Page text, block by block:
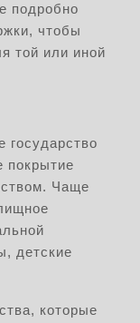
подробно
чтобы
той или иной
государство
покрытие
Чаще
детские
которые